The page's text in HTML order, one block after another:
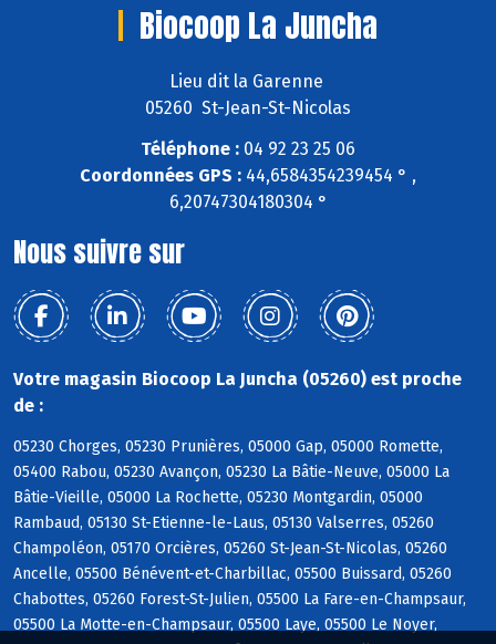
Biocoop La Juncha
Lieu dit la Garenne
05260 St-Jean-St-Nicolas
Téléphone : 04 92 23 25 06
Coordonnées GPS : 44,6584354239454 ° ,
6,20747304180304 °
Nous suivre sur
Votre magasin Biocoop La Juncha (05260) est proche
de :
05230 Chorges, 05230 Prunières, 05000 Gap, 05000 Romette,
05400 Rabou, 05230 Avançon, 05230 La Bâtie-Neuve, 05000 La
Bâtie-Vieille, 05000 La Rochette, 05230 Montgardin, 05000
Rambaud, 05130 St-Etienne-le-Laus, 05130 Valserres, 05260
Champoléon, 05170 Orcières, 05260 St-Jean-St-Nicolas, 05260
Ancelle, 05500 Bénévent-et-Charbillac, 05500 Buissard, 05260
Chabottes, 05260 Forest-St-Julien, 05500 La Fare-en-Champsaur,
05500 La Motte-en-Champsaur, 05500 Laye, 05500 Le Noyer,